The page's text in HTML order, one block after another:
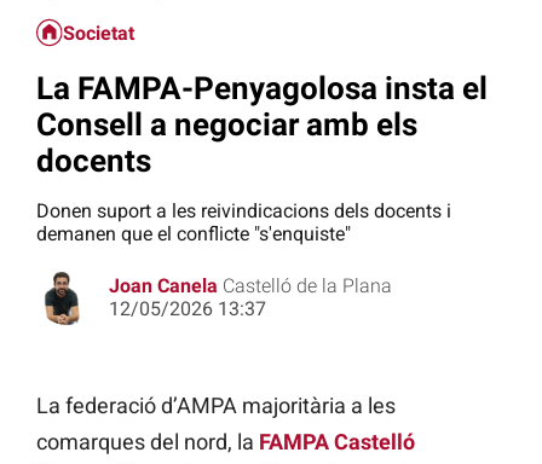
Societat
La FAMPA-Penyagolosa insta el
Consell a negociar amb els
docents
Donen suport a les reivindicacions dels docents i
demanen que el conflicte "s'enquiste"
Joan Canela Castelló de la Plana
12/05/2026 13:37
La federació d’AMPA majoritària a les
comarques del nord, la FAMPA Castelló